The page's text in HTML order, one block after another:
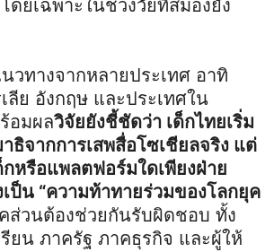
ดยเฉพาะในช่วงวัยที่สมองยัง
วทางจากหลายประเทศ อาทิ
ลีย อังกฤษ และประเทศใน
อมผลวิจัยยังชี้ชัดว่า เด็กไทยเริ่ม
ธิจากการเสพสื่อโซเชียลจริง แต่
กหรือแพลตฟอร์มใดเพียงฝ่าย
ป็น “ความท้าทายร่วมของโลกยุค
ส่วนต้องช่วยกันรับผิดชอบ ทั้ง
ยน ภาครัฐ ภาคธุรกิจ และผู้ให้